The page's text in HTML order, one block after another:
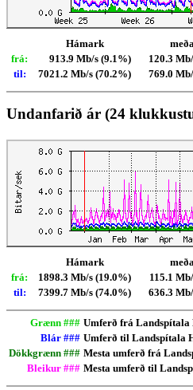
Hámark
frá:
913.9 Mb/s (9.1%) 120.3
til:
7021.2 Mb/s (70.2%) 769.0
Undanfarið ár (24
Hámark
frá:
1898.3 Mb/s (19.0%) 115.1
til:
7399.7 Mb/s (74.0%) 636.3
Grænn ### Umferð frá Landspítala
Blár ### Umferð til Landspítala
Dökkgrænn ### Mesta umferð frá
Bleikur ### Mesta umferð til